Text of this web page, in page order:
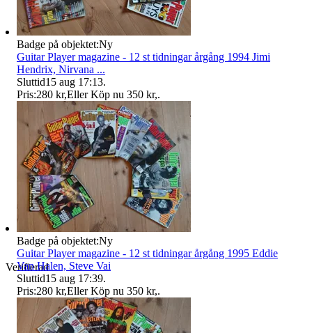
Verifierad
Badge på objektet:Ny
Guitar Player magazine - 12 st tidningar årgång 1994 Jimi
Hendrix, Nirvana ...
Sluttid15 aug 17:13.
Pris:280 kr,Eller Köp nu 350 kr,.
Badge på objektet:Ny
Guitar Player magazine - 12 st tidningar årgång 1995 Eddie
Van Halen, Steve Vai
Sluttid15 aug 17:39.
Pris:280 kr,Eller Köp nu 350 kr,.